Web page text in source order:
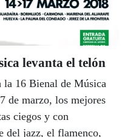
levanta el telón
la 16 Bienal de Música
de marzo, los mejores
ciegos y con
del jazz, el flamenco,